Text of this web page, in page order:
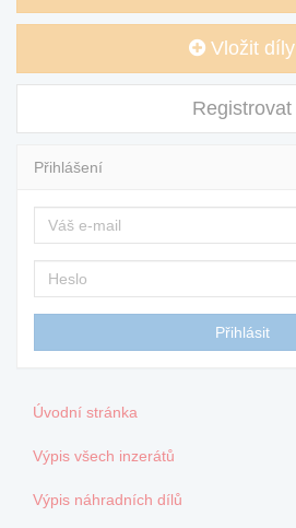
Vložit díly
Registrovat
Přihlášení
Úvodní stránka
Výpis všech inzerátů
Výpis náhradních dílů